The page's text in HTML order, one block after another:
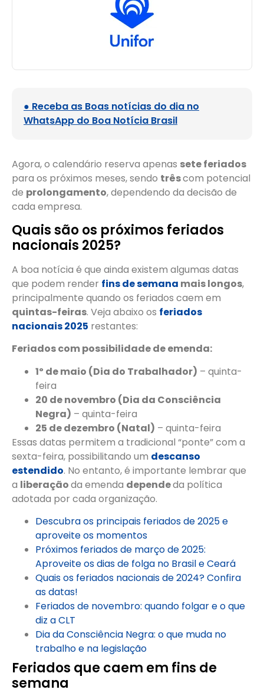
● Receba as Boas notícias do dia no
WhatsApp do Boa Notícia Brasil
Agora, o calendário reserva apenas sete feriados
para os próximos meses, sendo trêscom potencial
de prolongamento, dependendo da decisão de
cada empresa.
Quais são os próximos feriados
nacionais 2025?
A boa notícia é que ainda existem algumas datas
que podem render fins de semana mais longos,
principalmente quando os feriados caem em
quintas-feiras. Veja abaixo os feriados
nacionais 2025 restantes:
Feriados com possibilidade de emenda:
1º de maio (Dia do Trabalhador) – quinta-
feira
20 de novembro (Dia da Consciência
Negra) – quinta-feira
25 de dezembro (Natal) – quinta-feira
Essas datas permitem a tradicional “ponte” com a
sexta-feira, possibilitando um descanso
estendido. No entanto, é importante lembrar que
a liberaçãoda emenda dependeda política
adotada por cada organização.
Descubra os principais feriados de 2025 e
aproveite os momentos
Próximos feriados de março de 2025:
Aproveite os dias de folga no Brasil e Ceará
Quais os feriados nacionais de 2024? Confira
as datas!
Feriados de novembro: quando folgar e o que
diz a CLT
Dia da Consciência Negra: o que muda no
trabalho e na legislação
Feriados que caem em fins de
semana